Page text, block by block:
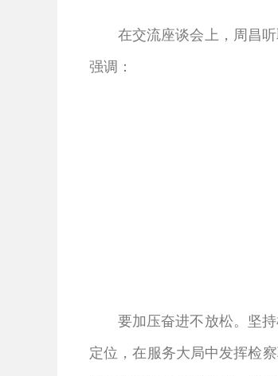
在交流座谈会上，周昌
强调：
要加压奋进不放松。坚
定位，在服务大局中发挥检